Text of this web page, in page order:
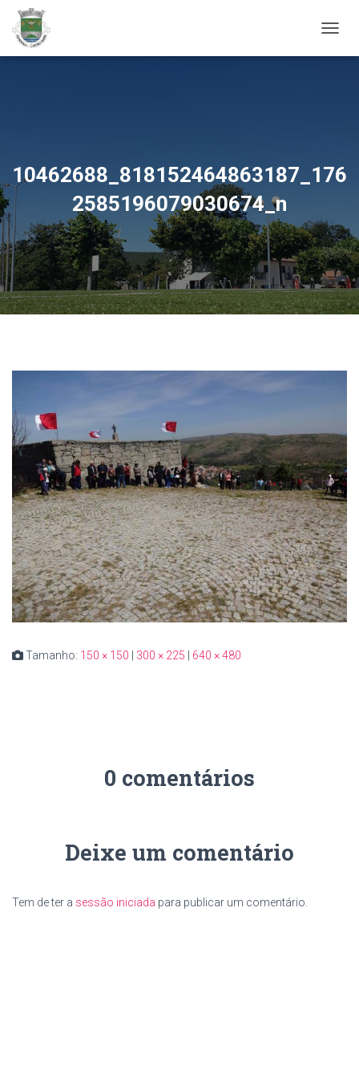
10462688_818152464863187_176
2585196079030674_n
Tamanho: 150 × 150 | 300 × 225 | 640 × 480
0 comentários
Deixe um comentário
Tem de ter a sessão iniciada para publicar um comentário.